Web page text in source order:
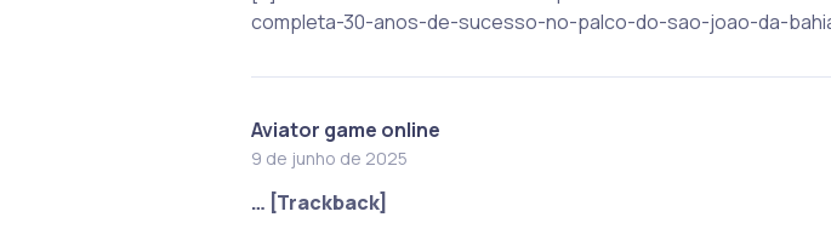
completa-30-anos-de-sucesso-no-palco-do-sao-joao-da-
Aviator game online
9 de junho de 2025
… [Trackback]